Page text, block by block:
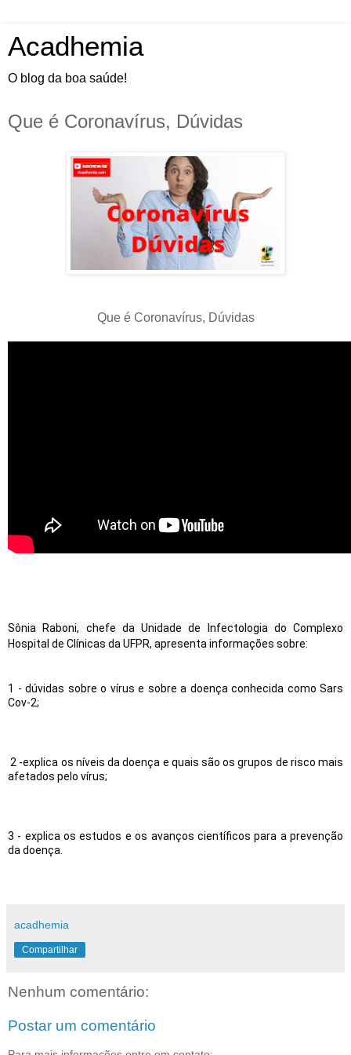
Acadhemia
O blog da boa saúde!
Que é Coronavírus, Dúvidas
Que é Coronavírus, Dúvidas
Sônia Raboni, chefe da Unidade de Infectologia do Complexo
Hospital de Clínicas da UFPR, apresenta informações sobre:
1 - dúvidas sobre o vírus e sobre a doença conhecida como Sars
Cov-2;
afetados pelo vírus;
3 - explica os estudos e os avanços científicos para a prevenção
da doença.
acadhemia
Compartilhar
Nenhum comentário:
Postar um comentário